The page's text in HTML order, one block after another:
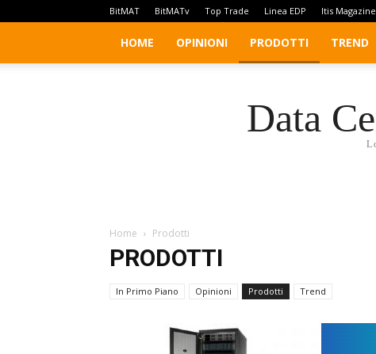
BitMAT BitMATv Top Trade Linea EDP Itis Magazine
HOME OPINIONI PRODOTTI TREND
Data
Home Prodotti
PRODOTTI
In Primo Piano Opinioni Prodotti Trend